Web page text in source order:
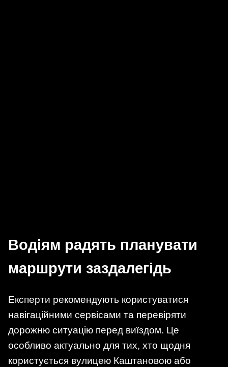
Водіям радять планувати
маршрути заздалегідь
Експерти рекомендують користуватися
навігаційними сервісами та перевіряти
дорожню ситуацію перед виїздом. Це
особливо актуально для тих, хто щодня
користується вулицею Каштановою або